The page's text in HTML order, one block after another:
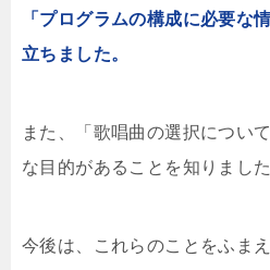
「プログラムの構成に必要な
立ちました。
また、「歌唱曲の選択につい
な目的があることを知りました
今後は、これらのことをふま